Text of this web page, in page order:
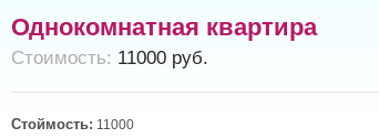
Однокомнатная квартира
Cтоимость: 11000 руб.
Стоймость: 11000